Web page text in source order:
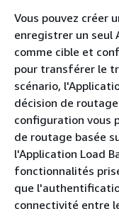
Vous pouvez créer
enregistrer un seul
comme cible et
pour transférer le
scénario,
décision de
configuration vous
de routage basée
l'Application Load
fonctionnalités
que
connectivité entre